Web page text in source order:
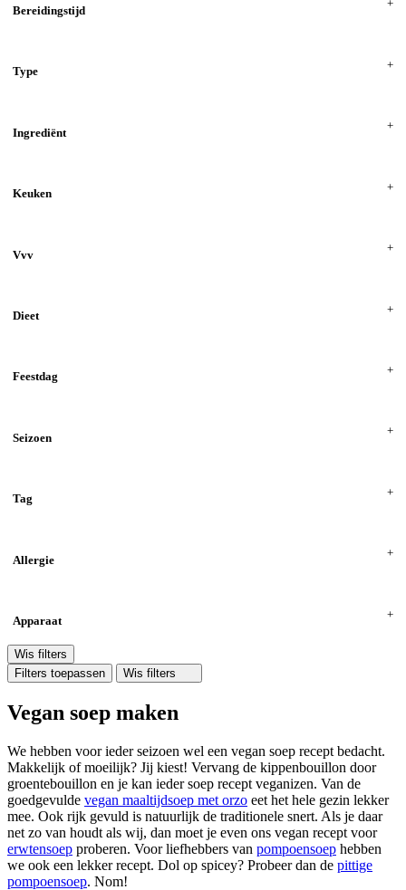
Bereidingstijd
Type
Ingrediënt
Keuken
Vvv
Dieet
Feestdag
Seizoen
Tag
Allergie
Apparaat
Wis filters
Filters toepassen
Wis filters
Vegan soep maken
We hebben voor ieder seizoen wel een vegan soep recept bedacht.
Makkelijk of moeilijk? Jij kiest! Vervang de kippenbouillon door
groentebouillon en je kan ieder soep recept veganizen. Van de
goedgevulde vegan maaltijdsoep met orzo eet het hele gezin lekker
mee. Ook rijk gevuld is natuurlijk de traditionele snert. Als je daar
net zo van houdt als wij, dan moet je even ons vegan recept voor
erwtensoep proberen. Voor liefhebbers van pompoensoep hebben
we ook een lekker recept. Dol op spicey? Probeer dan de pittige
pompoensoep. Nom!